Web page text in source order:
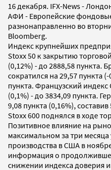
16 декабря. IFX-News -
АФИ - Европейские
разнонаправленно во
Bloomberg.
Индекс крупнейших
Stoxx 50 к закрытию
(0,12%) - до 2888,58 пункта.
сократился на 29,57 пункта
пункта. Французский индекс
(0,1%) - до 3834,09 пункта.
9,08 пункта (0,16%),
Stoxx 600 поднялся в ходе
Позитивное влияние на
максимальном за три
производства в США в
информация о
снижении индекса доверия